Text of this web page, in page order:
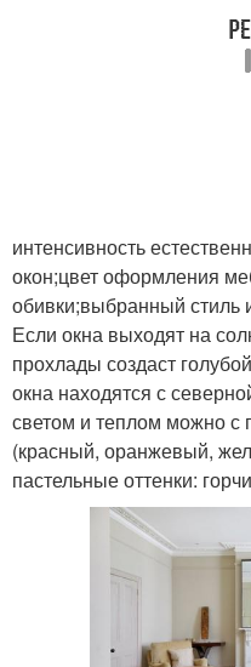
интенсивность
окон;цвет оформления
обивки;выбранный стиль
Если окна выходят на
прохлады создаст
окна находятся с
светом и теплом можно
(красный, оранжевый,
пастельные оттенки: